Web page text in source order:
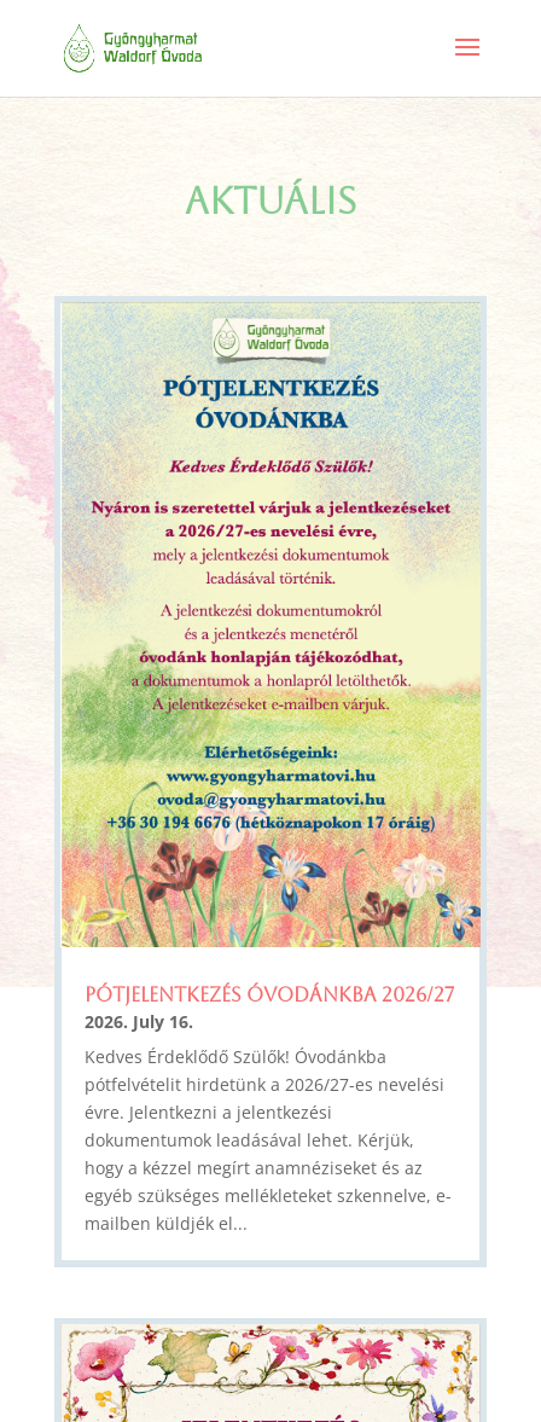
AKTUÁLIS
Pótjelentkezés óvodánkba 2026/27
2026. July 16.
Kedves Érdeklődő Szülők! Óvodánkba
pótfelvételit hirdetünk a 2026/27-es nevelési
évre. Jelentkezni a jelentkezési
dokumentumok leadásával lehet. Kérjük,
hogy a kézzel megírt anamnéziseket és az
egyéb szükséges mellékleteket szkennelve, e-
mailben küldjék el...